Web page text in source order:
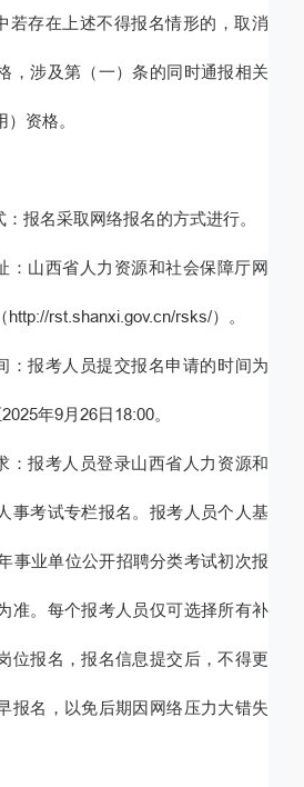
若存在上述不得报名情形的 ，取消
，涉及第（一）条的同时通报相关
）资格。
：报名采取网络报名的方式进行。
：山西省人力资源和社会保障厅网
http://rst.shanxi.gov.cn/rsks/）。
：报考人员提交报名申请的时间为
年9月26日18:00。
：报考人员登录山西省人力资源和
事考试专栏报名 。报考人员个人基
事业单位公开招聘分类考试初次报
准。 每个报考人员仅可选择所有补
位报名，报名信息提交后，不得更
报名，以免后期因网络压力大错失